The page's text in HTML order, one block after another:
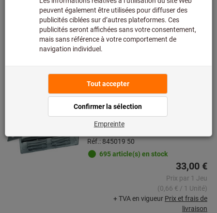
2,09 €
+ TVA en vigueur
Prix et frais de
Accéder aux variantes
LUTZ BLADES®
Réf.: 845019 50
695 article(s) en stock
33,00 €
Prix par 1 Jeu
(0,66 € / 1 Unité)
+ TVA en vigueur Prix et frais de
livraison